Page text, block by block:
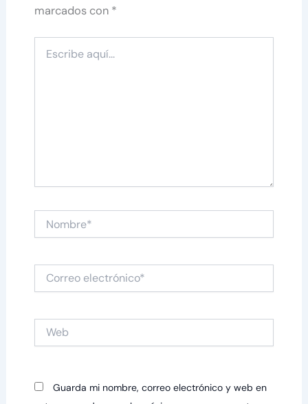
marcados con *
aquí...
Correo
electrónico*
Guarda mi nombre, correo electrónico y web en